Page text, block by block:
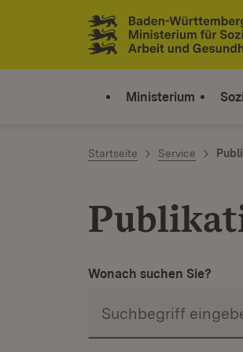
Zum Inhalt springen
Link zur Startseite
Ministerium
Startseite Service
Wonach suchen Sie?